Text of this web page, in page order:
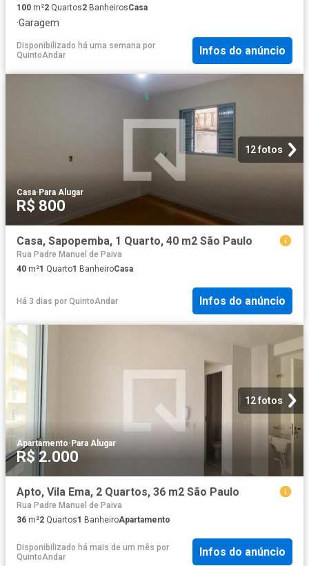
100 m²2 Quartos2 BanheirosCasa
·Garagem
Disponibilizado há uma semana por
QuintoAndar
Infos do anúncio
12 fotos
Casa· Para Alugar
R$ 800
Casa, Sapopemba, 1 Quarto, 40 m2 São Paulo
Rua Padre Manuel de Paiva
40 m²1 Quarto1 BanheiroCasa
Há 3 dias por QuintoAndar Infos do anúncio
12 fotos
Apartamento·Para Alugar
R$ 2.000
Apto, Vila Ema, 2 Quartos, 36 m2 São Paulo
Rua Padre Manuel de Paiva
36 m²2 Quartos1 BanheiroApartamento
Disponibilizado há mais de um mês por
QuintoAndar
Infos do anúncio